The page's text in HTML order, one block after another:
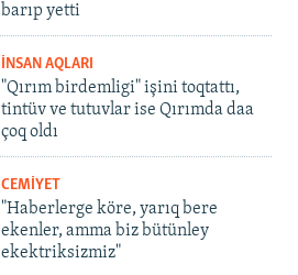
barıp yetti
İNSAN AQLARI
"Qırım birdemligi" işini toqtattı,
tintüv ve tutuvlar ise Qırımda daa
çoq oldı
CEMİYET
"Haberlerge köre, yarıq bere
ekenler, amma biz bütünley
ekektriksizmiz"